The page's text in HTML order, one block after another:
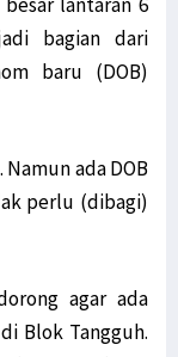
bagian dari
baru (DOB)
ada DOB
perlu (dibagi)
agar ada
Blok Tangguh.